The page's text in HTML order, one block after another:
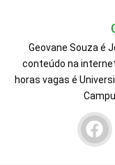
Geovane Souza é
conteúdo na
horas vagas é